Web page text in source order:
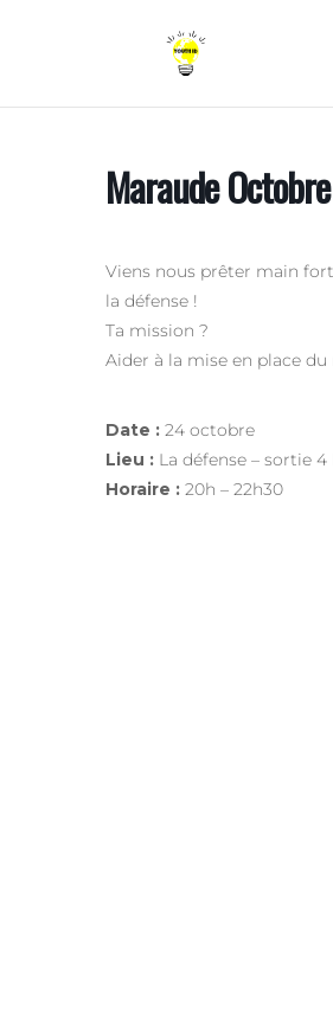
Maraude Octobre
Viens nous prêter main
la défense !
Ta mission ?
Aider à la mise en place
Date : 24 octobre
Lieu : La défense – sortie 4
Horaire : 20h – 22h30